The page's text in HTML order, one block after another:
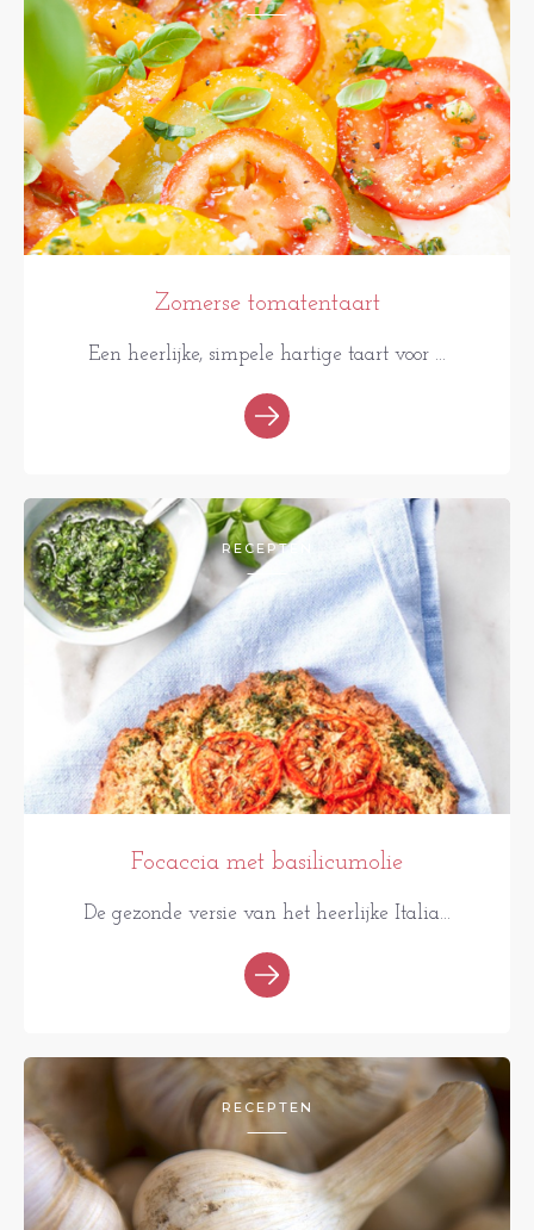
Zomerse tomatentaart
Een heerlijke, simpele hartige taart voor ...
RECEPTEN
Focaccia met basilicumolie
De gezonde versie van het heerlijke Italia...
RECEPTEN